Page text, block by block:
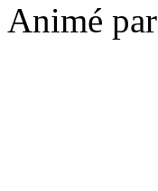
Animé par